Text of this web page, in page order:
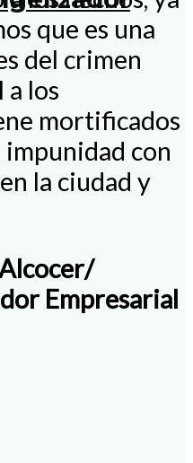
que es una
del crimen
a los
mortificados
impunidad con
la ciudad y
Empresarial